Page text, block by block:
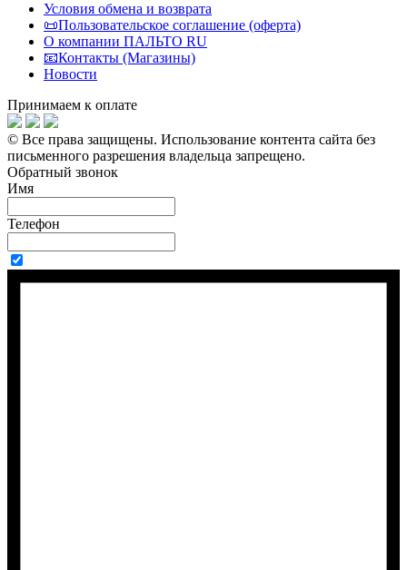
Условия обмена и возврата
📜Пользовательское соглашение (оферта)
О компании ПАЛЬТО RU
📧Контакты (Магазины)
Новости
Принимаем к оплате
© Все права защищены. Использование контента сайта без
письменного разрешения владельца запрещено.
Обратный звонок
Имя
Телефон